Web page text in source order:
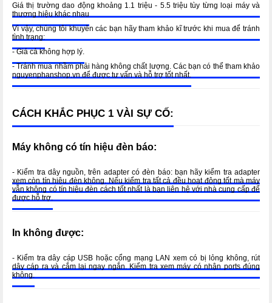
Giá thị trường dao động khoảng 1.1 triệu - 5.5 triệu tùy từng loại máy và
thương hiệu khác nhau
Vì vậy, chúng tôi khuyên các bạn hãy tham khảo kĩ trước khi mua để tránh
tình trạng:
- Giá cả không hợp lý.
- Tránh mua nhầm phải hàng không chất lượng. Các bạn có thể tham khảo
nguyenphanshop.vn để được tư vấn và hỗ trợ tốt nhất.
CÁCH KHẮC PHỤC 1 VÀI SỰ CỐ:
Máy không có tín hiệu đèn báo:
- Kiểm tra dây nguồn, trên adapter có đèn báo: bạn hãy kiểm tra adapter
xem còn tín hiệu đèn không. Nếu kiểm tra tất cả đều hoạt động tốt mà máy
vẫn không có tín hiệu đèn cách tốt nhất là bạn liên hệ với nhà cung cấp để
được hỗ trợ.
In không được:
- Kiểm tra dây cáp USB hoặc cổng mạng LAN xem có bị lỏng không, rút
dây cáp ra và cắm lại ngay ngắn. Kiểm tra xem máy có nhận ports đúng
không.